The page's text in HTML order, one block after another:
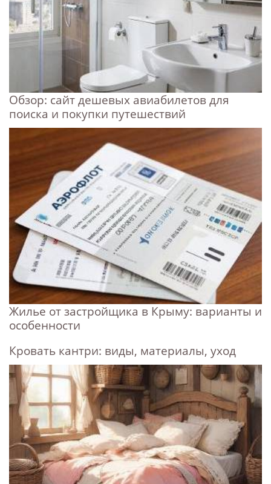
Обзор: сайт дешевых авиабилетов для
поиска и покупки путешествий
Жилье от застройщика в Крыму: варианты и
особенности
Кровать кантри: виды, материалы, уход